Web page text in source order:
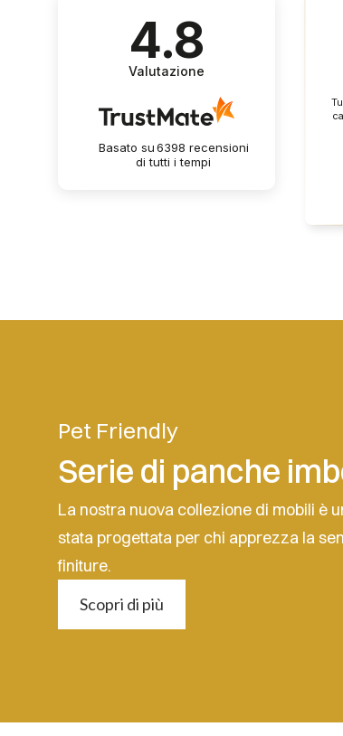
4.8
Valutazione
Basato su6398 recensioni
di tutti i tempi
Pet Friendly
Serie di panche
La nostra nuova collezione di mobili è
stata progettata per chi apprezza la
finiture.
Scopri di più